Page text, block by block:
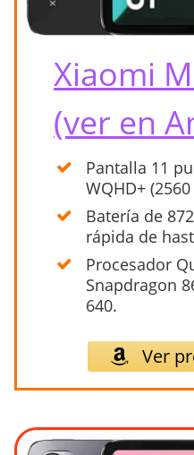
Xiaomi
(ver en
Pantalla 11
WQHD+
Batería de
rápida de
Procesador
Snapdragon
640.
Ver